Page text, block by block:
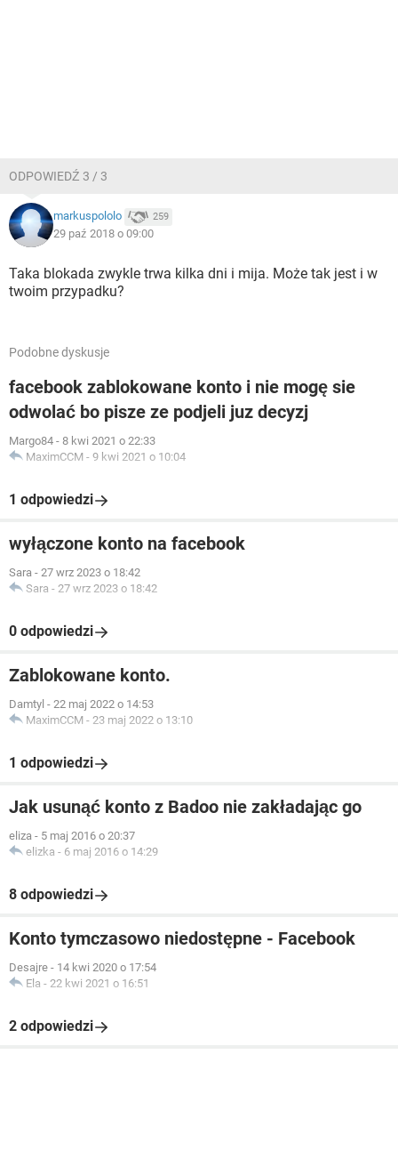
ODPOWIEDŹ 3 / 3
markuspololo 259
29 paź 2018 o 09:00
Taka blokada zwykle trwa kilka dni i mija. Może tak jest i w
twoim przypadku?
Podobne dyskusje
facebook zablokowane konto i nie mogę sie
odwolać bo pisze ze podjeli juz decyzj
Margo84 - 8 kwi 2021 o 22:33
MaximCCM - 9 kwi 2021 o 10:04
1 odpowiedzi
wyłączone konto na facebook
Sara - 27 wrz 2023 o 18:42
Sara - 27 wrz 2023 o 18:42
0 odpowiedzi
Zablokowane konto.
Damtyl - 22 maj 2022 o 14:53
MaximCCM - 23 maj 2022 o 13:10
1 odpowiedzi
Jak usunąć konto z Badoo nie zakładając go
eliza - 5 maj 2016 o 20:37
elizka - 6 maj 2016 o 14:29
8 odpowiedzi
Konto tymczasowo niedostępne - Facebook
Desajre - 14 kwi 2020 o 17:54
Ela - 22 kwi 2021 o 16:51
2 odpowiedzi